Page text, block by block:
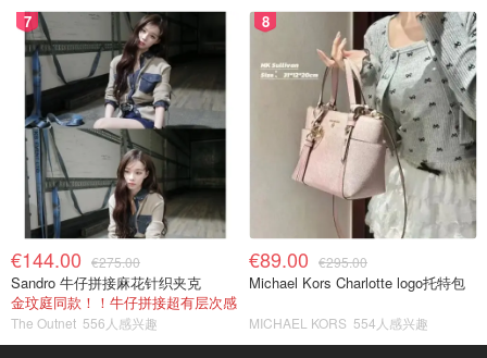
7
€144.00 €275.00
Sandro 牛仔拼接麻花针织夹克
金玟庭同款！！牛仔拼接超有层次感
The Outnet 556人感兴趣
8
€89.00 €295.00
Michael Kors Charlotte logo托特包
MICHAEL KORS 554人感兴趣